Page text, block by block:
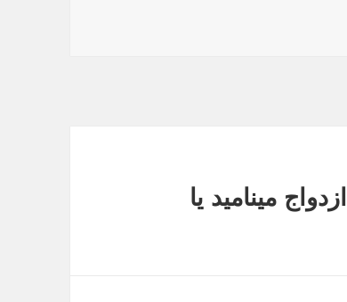
مینامید یا